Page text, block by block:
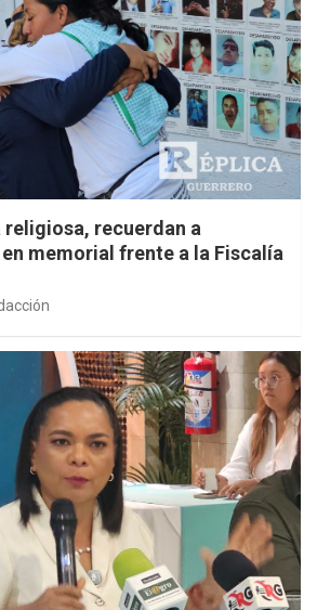
religiosa, recuerdan a
memorial frente a la Fiscalía